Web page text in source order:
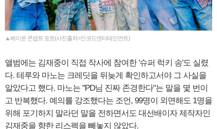
▲베이온 콘셉트 포토(사진출처=인코드엔터테인먼트)
앨범에는 김재중이 직접 작사에 참여한 '슈퍼 럭키 송'도 실렸
다. 테루와 마노는 크레딧을 뒤늦게 확인하고서야 그 사실을
알았다고 했다. 마노는 "PD님 진짜 존경한다"는 말을 몇 번이
고 반복했다. 예의를 강조했다는 조언, 99명이 외면해도 1명을
위해 포기하지 말라던 말을 전하면서도 대선배이자 제작자인
김재중을 향한 리스펙을 빼놓지 않았다.